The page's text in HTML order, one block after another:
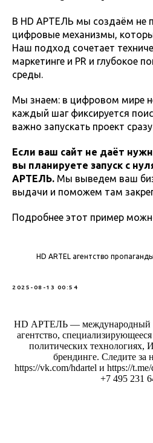
В HD АРТЕЛЬ мы создаём не
цифровые механизмы,
Наш подход сочетает
маркетинге и PR и глубокое
среды.
Мы знаем: в цифровом мире
каждый шаг фиксируется
важно запускать проект
Если ваш сайт не даёт
вы планируете запуск с
АРТЕЛЬ. Мы выведем ваш
выдачи и поможем там
Подробнее этот пример
HD ARTEL агентство
2025-08-13 00:54
HD АРТЕЛЬ — международный
агентство,
политических
брендинге. Следите за
https://vk.com/hdartel и https://
+7 495 231